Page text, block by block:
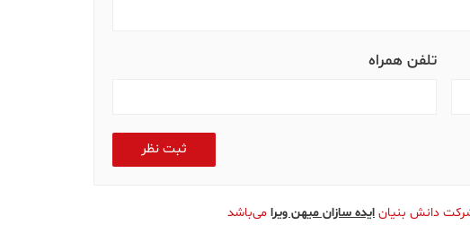
تلفن همراه
ثبت نظر
دانش بنیان ایده سازان میهن ویرا می‌باشد